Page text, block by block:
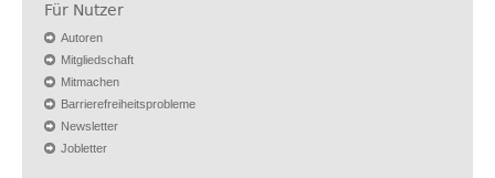
Für Nutzer
Autoren
Mitgliedschaft
Mitmachen
Barrierefreiheitsprobleme
Newsletter
Jobletter